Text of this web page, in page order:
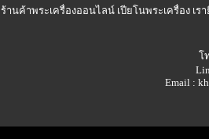
ร้านค้าพระเครื่องออนไลน์ เปียโนพระเครื่อง เ
โ
Email :